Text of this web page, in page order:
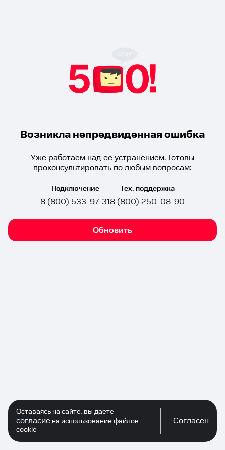
Возникла непредвиденная ошибка
Уже работаем над ее устранением. Готовы
проконсультировать по любым вопросам:
Подключение
8 (800) 533-97-31
Тех. поддержка
8 (800) 250-08-90
Обновить
Оставаясь на сайте, вы даете
согласие на использование файлов
cookie
Согласен